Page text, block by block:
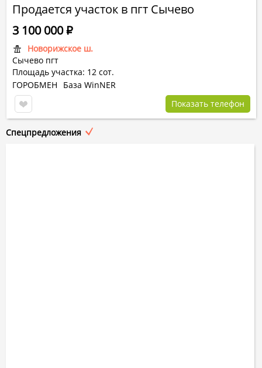
Продается участок в пгт Сычево
Новорижское ш.
Сычево пгт
Площадь участка: 12 сот.
3 100 000Р
ГОРОБМЕН
База WinNER
Показать телефон
Спецпредложения